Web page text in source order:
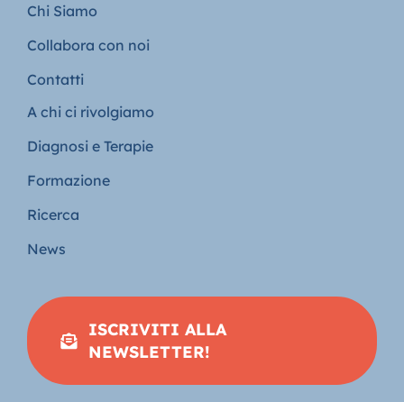
Chi Siamo
Collabora con noi
Contatti
A chi ci rivolgiamo
Diagnosi e Terapie
Formazione
Ricerca
News
ISCRIVITI ALLA
NEWSLETTER!